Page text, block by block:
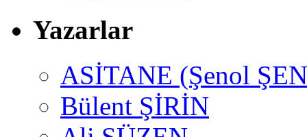
Yazarlar
ASİTANE (Şenol
Bülent ŞİRİN